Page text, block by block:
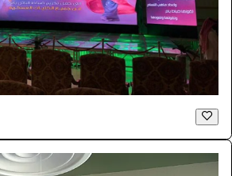
/ اليوم
الرياض
بازنت لتنظيم المعارض